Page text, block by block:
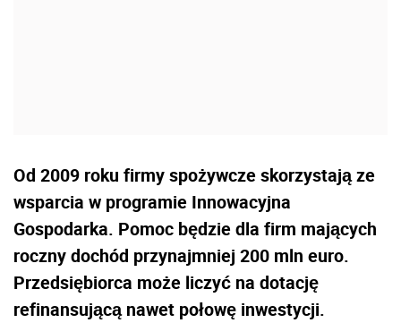
Od 2009 roku firmy spożywcze skorzystają ze
wsparcia w programie Innowacyjna
Gospodarka. Pomoc będzie dla firm mających
roczny dochód przynajmniej 200 mln euro.
Przedsiębiorca może liczyć na dotację
refinansującą nawet połowę inwestycji.